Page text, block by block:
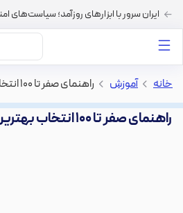
ایران سرور با ابزارهای روزآمد؛ سیاست‌های
خانه > آموزش > راهنمای صفر تا ۱۰۰ انتخاب بهترین دامنه برای سایت
راهنمای صفر تا ۱۰۰ انتخاب بهترین دامنه برای سایت